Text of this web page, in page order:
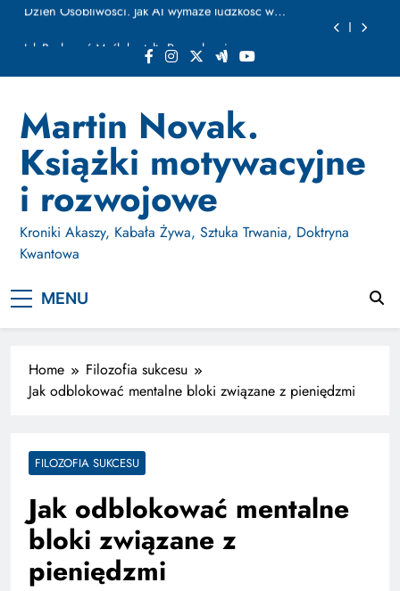
content
Jak Projektować i Aktywować Myślokształty dla
Osiągania Celów w Codziennym Życiu
Dzień Osobliwości. Jak AI wymaże ludzkość w
ułamku sekundy
Jak Budować Myślokształty Powodzenia
Jak Projektować i Aktywować Myślokształty dla
Osiągania Celów w Codziennym Życiu
Martin Novak.
Książki motywacyjne
i rozwojowe
Kroniki Akaszy, Kabała Żywa, Sztuka Trwania, Doktryna
Kwantowa
MENU
Home
Filozofia sukcesu
Jak odblokować mentalne bloki związane z pieniędzmi
FILOZOFIA SUKCESU
Jak odblokować mentalne
bloki związane z
pieniędzmi